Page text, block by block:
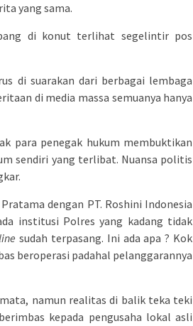
yang sama.
di konut terlihat segelintir pos
di suarakan dari berbagai lembaga
di media massa semuanya hanya
para penegak hukum membuktikan
sendiri yang terlibat. Nuansa politis
dengan PT. Roshini Indonesia
institusi Polres yang kadang tidak
sudah terpasang. Ini ada apa ? Kok
beroperasi padahal pelanggarannya
namun realitas di balik teka teki
kepada pengusaha lokal asli